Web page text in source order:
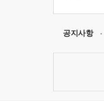
공지사항